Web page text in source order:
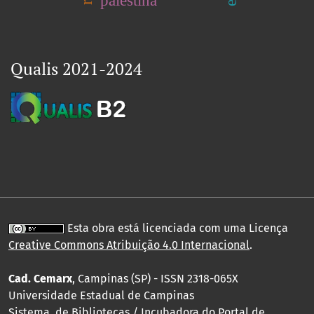
Qualis 2021-2024
Esta obra está licenciada com uma Licença
Creative Commons Atribuição 4.0 Internacional.
Cad. Cemarx, Campinas (SP) - ISSN 2318-065X
Universidade Estadual de Campinas